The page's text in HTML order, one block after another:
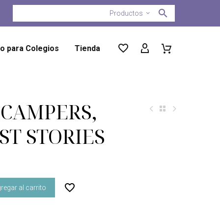
Productos
para Colegios Tienda
STORIES
al carrito